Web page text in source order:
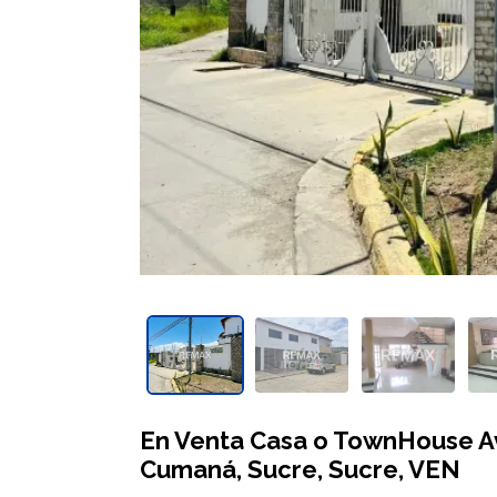
En Venta Casa o TownHouse
Cumaná, Sucre, Sucre, VEN